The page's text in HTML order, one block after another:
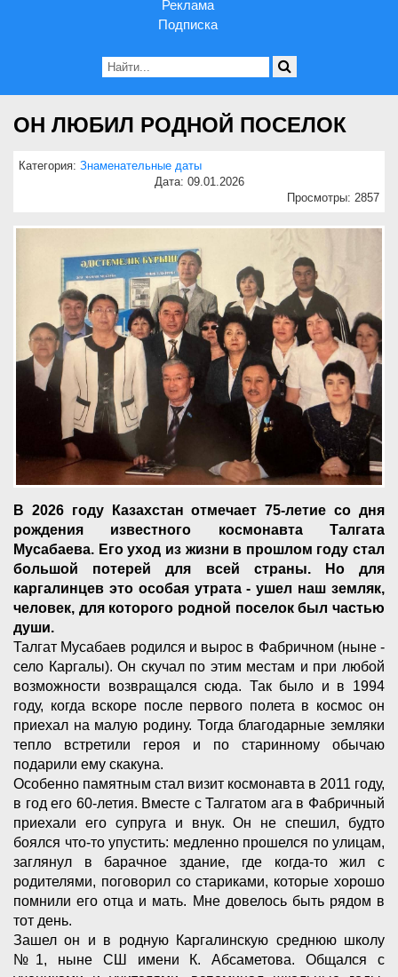
Реклама
Подписка
ОН ЛЮБИЛ РОДНОЙ ПОСЕЛОК
Категория: Знаменательные даты
Дата: 09.01.2026
Просмотры: 2857
В 2026 году Казахстан отмечает 75-летие со дня
рождения известного космонавта Талгата
Мусабаева. Его уход из жизни в прошлом году стал
большой потерей для всей страны. Но для
каргалинцев это особая утрата - ушел наш земляк,
человек, для которого родной поселок был частью
души.
Талгат Мусабаев родился и вырос в Фабричном (ныне -
село Каргалы). Он скучал по этим местам и при любой
возможности возвращался сюда. Так было и в 1994
году, когда вскоре после первого полета в космос он
приехал на малую родину. Тогда благодарные земляки
тепло встретили героя и по старинному обычаю
подарили ему скакуна.
Особенно памятным стал визит космонавта в 2011 году,
в год его 60-летия. Вместе с Талгатом ага в Фабричный
приехали его супруга и внук. Он не спешил, будто
боялся что-то упустить: медленно прошелся по улицам,
заглянул в барачное здание, где когда-то жил с
родителями, поговорил со стариками, которые хорошо
помнили его отца и мать. Мне довелось быть рядом в
тот день.
Зашел он и в родную Каргалинскую среднюю школу
№1, ныне СШ имени К. Абсаметова. Общался с